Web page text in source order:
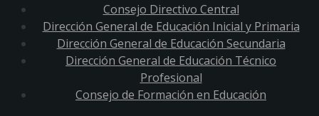
Consejo Directivo Central
Dirección General de Educación Inicial y Primaria
Dirección General de Educación Secundaria
Dirección General de Educación Técnico
Profesional
Consejo de Formación en Educación